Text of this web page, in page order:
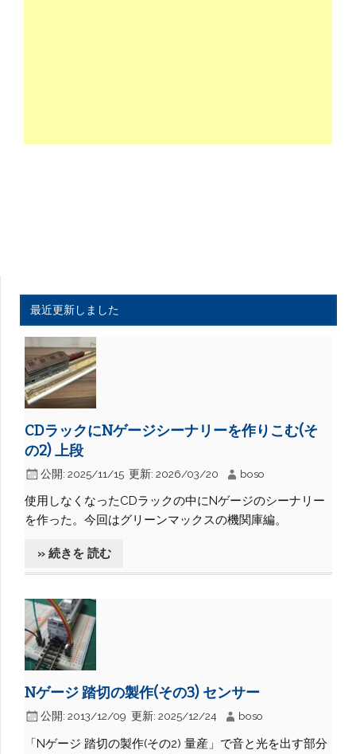
最近更新しました
CDラックにNゲージシーナリーを作りこむ(そ
の2) 上段
公開: 2025/11/15 更新: 2026/03/20 boso
使用しなくなったCDラックの中にNゲージのシーナリー
を作った。今回はグリーンマックスの機関庫編。
» 続きを 読む
Nゲージ 踏切の製作(その3) センサー
公開: 2013/12/09 更新: 2025/12/24 boso
「Nゲージ 踏切の製作(その2) 量産」で音と光を出す部分